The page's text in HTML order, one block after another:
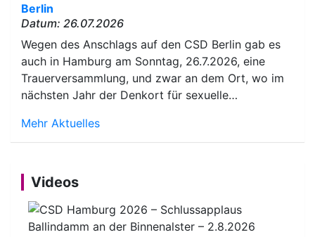
Berlin
Datum: 26.07.2026
Wegen des Anschlags auf den CSD Berlin gab es
auch in Hamburg am Sonntag, 26.7.2026, eine
Trauerversammlung, und zwar an dem Ort, wo im
nächsten Jahr der Denkort für sexuelle…
Mehr Aktuelles
Videos